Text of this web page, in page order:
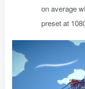
on average
preset at